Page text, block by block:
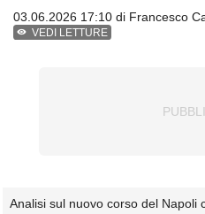
03.06.2026 17:10 di Francesco
VEDI LETTURE
Analisi sul nuovo corso del Napoli